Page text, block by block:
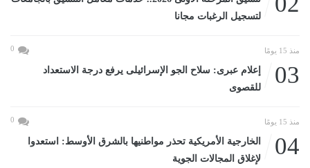
لتسجيل الرغبات مجانا
منذ 15 يومًا 0
03
إعلام عبرى: سلاح الجو الإسرائيلى يرفع درجة الاستعداد
للقصوى
منذ 15 يومًا 0
04
الخارجية الأمريكية تحذر مواطنيها بالشرق الأوسط: استعدوا
لإغلاق المجالات الجوية